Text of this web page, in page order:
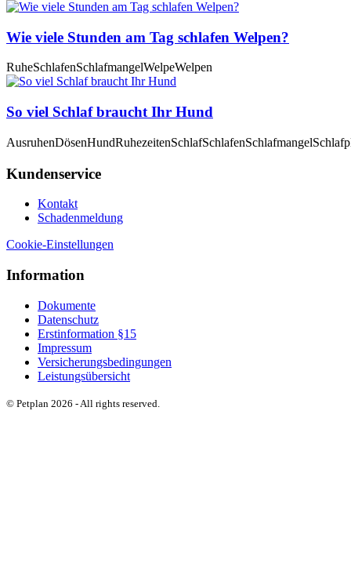
Wie viele Stunden am Tag schlafen Welpen?
RuheSchlafenSchlafmangelWelpeWelpen
So viel Schlaf braucht Ihr Hund
AusruhenDösenHundRuhezeitenSchlafSchlafenSchlafmangel
Kundenservice
Kontakt
Schadenmeldung
Cookie-Einstellungen
Information
Dokumente
Datenschutz
Erstinformation §15
Impressum
Versicherungsbedingungen
Leistungsübersicht
© Petplan 2026 - All rights reserved.